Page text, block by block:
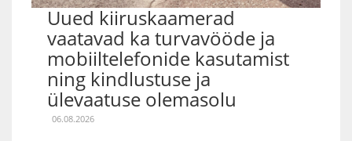
Uued kiiruskaamerad
vaatavad ka turvavööde ja
mobiiltelefonide kasutamist
ning kindlustuse ja
ülevaatuse olemasolu
06.08.2026